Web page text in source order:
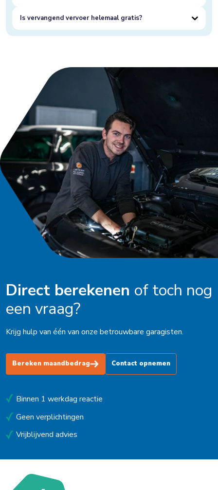
Is vervangend vervoer helemaal gratis?
Direct berekenen of toch nog
een vraag?
Krijg hulp van één van onze betrouwbare garagisten.
Bereken maandbedrag Contact opnemen
Binnen 1 werkdag reactie
Geen verplichtingen
Vrijblijvend advies